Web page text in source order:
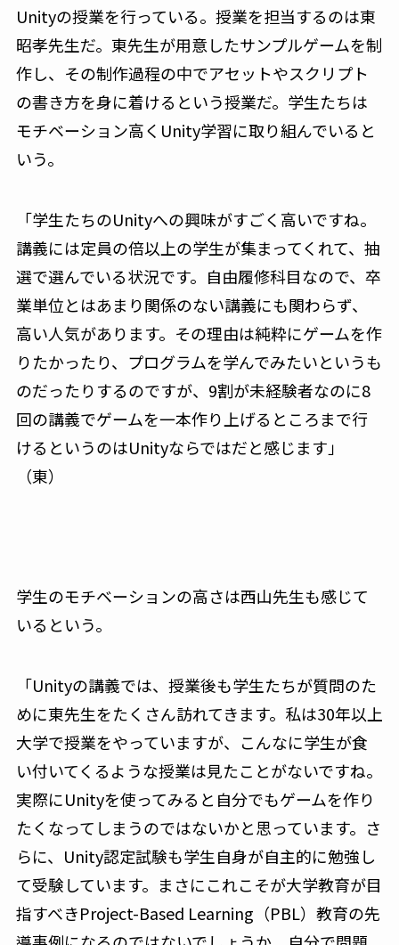
Unityの授業を行っている。授業を担当するのは東
昭孝先生だ。東先生が用意したサンプルゲームを制
作し、その制作過程の中でアセットやスクリプト
の書き方を身に着けるという授業だ。学生たちは
モチベーション高くUnity学習に取り組んでいると
いう。
「学生たちのUnityへの興味がすごく高いですね。
講義には定員の倍以上の学生が集まってくれて、抽
選で選んでいる状況です。自由履修科目なので、卒
業単位とはあまり関係のない講義にも関わらず、
高い人気があります。その理由は純粋にゲームを作
りたかったり、プログラムを学んでみたいというも
のだったりするのですが、9割が未経験者なのに8
回の講義でゲームを一本作り上げるところまで行
けるというのはUnityならではだと感じます」
（東）
学生のモチベーションの高さは西山先生も感じて
いるという。
「Unityの講義では、授業後も学生たちが質問のた
めに東先生をたくさん訪れてきます。私は30年以上
大学で授業をやっていますが、こんなに学生が食
い付いてくるような授業は見たことがないですね。
実際にUnityを使ってみると自分でもゲームを作り
たくなってしまうのではないかと思っています。さ
らに、Unity認定試験も学生自身が自主的に勉強し
て受験しています。まさにこれこそが大学教育が目
指すべきProject-Based Learning（PBL）教育の先